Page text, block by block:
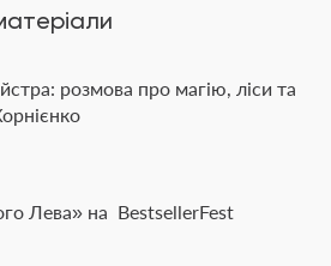
розмова про магію, ліси та
Лева» на BestsellerFest